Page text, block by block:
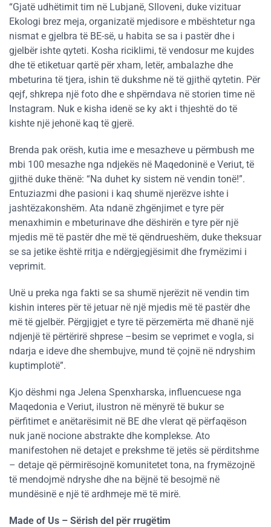
“Gjatë udhëtimit tim në Lubjanë, Slloveni, duke vizituar
Ekologi brez meja, organizatë mjedisore e mbështetur nga
nismat e gjelbra të BE-së, u habita se sa i pastër dhe i
gjelbër ishte qyteti. Kosha riciklimi, të vendosur me kujdes
dhe të etiketuar qartë për xham, letër, ambalazhe dhe
mbeturina të tjera, ishin të dukshme në të gjithë qytetin. Për
qejf, shkrepa një foto dhe e shpërndava në storien time në
Instagram. Nuk e kisha idenë se ky akt i thjeshtë do të
kishte një jehonë kaq të gjerë.
Brenda pak orësh, kutia ime e mesazheve u përmbush me
mbi 100 mesazhe nga ndjekës në Maqedoninë e Veriut, të
gjithë duke thënë: “Na duhet ky sistem në vendin tonë!”.
Entuziazmi dhe pasioni i kaq shumë njerëzve ishte i
jashtëzakonshëm. Ata ndanë zhgënjimet e tyre për
menaxhimin e mbeturinave dhe dëshirën e tyre për një
mjedis më të pastër dhe më të qëndrueshëm, duke theksuar
se sa jetike është rritja e ndërgjegjësimit dhe frymëzimi i
veprimit.
Unë u preka nga fakti se sa shumë njerëzit në vendin tim
kishin interes për të jetuar në një mjedis më të pastër dhe
më të gjelbër. Përgjigjet e tyre të përzemërta më dhanë një
ndjenjë të përtërirë shprese –besim se veprimet e vogla, si
ndarja e ideve dhe shembujve, mund të çojnë në ndryshim
kuptimplotë”.
Kjo dëshmi nga Jelena Spenxharska, influencuese nga
Maqedonia e Veriut, ilustron në mënyrë të bukur se
përfitimet e anëtarësimit në BE dhe vlerat që përfaqëson
nuk janë nocione abstrakte dhe komplekse. Ato
manifestohen në detajet e prekshme të jetës së përditshme
– detaje që përmirësojnë komunitetet tona, na frymëzojnë
të mendojmë ndryshe dhe na bëjnë të besojmë në
mundësinë e një të ardhmeje më të mirë.
Made of Us – Sërish del për rrugëtim